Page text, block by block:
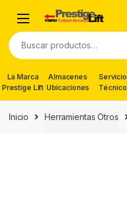
navigation
content
Buscar
por:
La Marca
Prestige Lift
Almacenes
Ubicaciones
Servicio
Técnico
Inicio Herramientas Otros